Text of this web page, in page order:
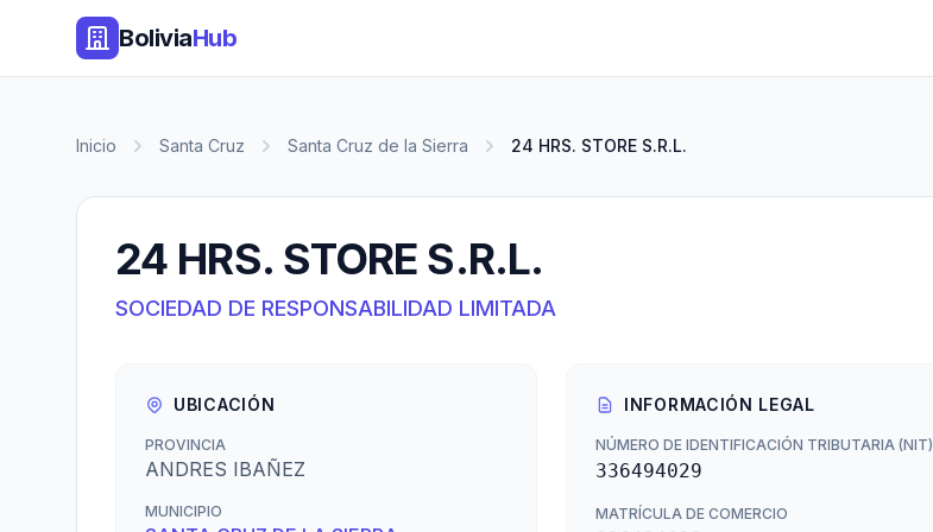
BoliviaHub
Inicio Santa Cruz Santa Cruz de la Sierra 24 HRS. STORE S.R.L.
24 HRS. STORE S.R.L.
SOCIEDAD DE RESPONSABILIDAD LIMITADA
UBICACIÓN
PROVINCIA
ANDRES IBAÑEZ
MUNICIPIO
INFORMACIÓN LEGAL
NÚMERO DE IDENTIFICACIÓN TRIBUTARIA (NIT)
336494029
MATRÍCULA DE COMERCIO